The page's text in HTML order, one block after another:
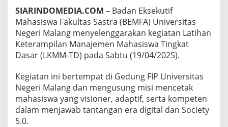
G
M
E
N
G
A
D
K
A
N
K
E
SIARINDOMEDIA.COM – Badan Eksekutif
Mahasiswa Fakultas Sastra (BEMFA) Universitas
Negeri Malang menyelenggarakan kegiatan Latihan
Keterampilan Manajemen Mahasiswa Tingkat
Dasar (LKMM-TD) pada Sabtu (19/04/2025).
Kegiatan ini bertempat di Gedung FIP Universitas
Negeri Malang dan mengusung misi mencetak
mahasiswa yang visioner, adaptif, serta kompeten
dalam menjawab tantangan era digital dan Society
5.0.